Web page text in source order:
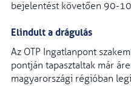
bejelentést követően 90-
Elindult a drágulás
Az OTP Ingatlanpont
pontján tapasztaltak már
magyarországi régióban